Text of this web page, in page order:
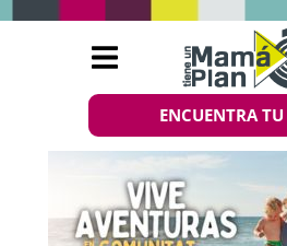
ENCUENTRA